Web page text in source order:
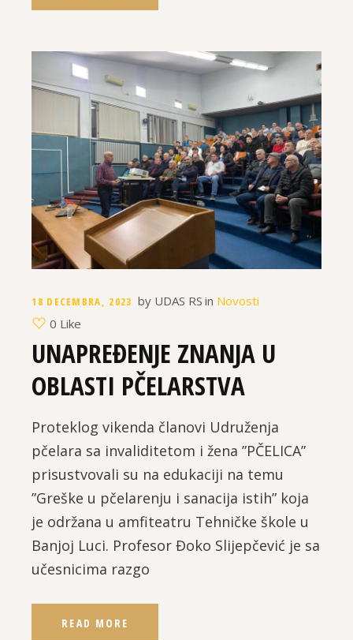
18 DECEMBRA, 2023 by UDAS RS in Novosti
0 Like
UNAPREĐENJE ZNANJA U
OBLASTI PČELARSTVA
Proteklog vikenda članovi Udruženja
pčelara sa invaliditetom i žena ”PČELICA”
prisustvovali su na edukaciji na temu
”Greške u pčelarenju i sanacija istih” koja
je održana u amfiteatru Tehničke škole u
Banjoj Luci. Profesor Đoko Slijepčević je sa
učesnicima razgo
READ MORE